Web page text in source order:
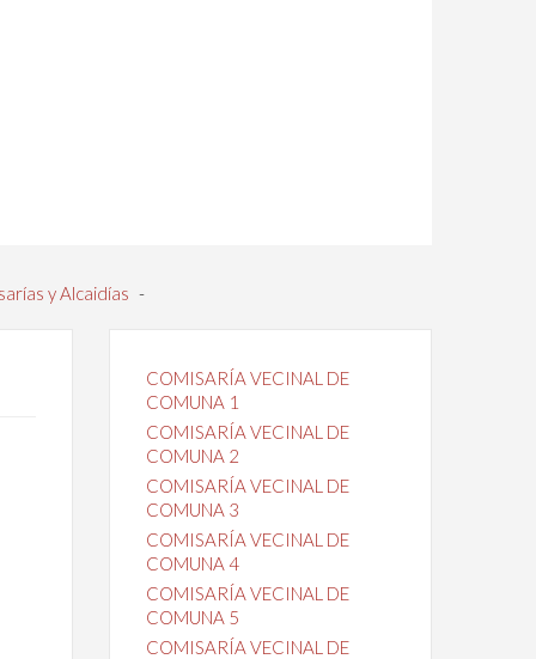
y Alcaidías -
COMISARÍA VECINAL DE
COMUNA 1
COMISARÍA VECINAL DE
COMUNA 2
COMISARÍA VECINAL DE
COMUNA 3
COMISARÍA VECINAL DE
COMUNA 4
COMISARÍA VECINAL DE
COMUNA 5
COMISARÍA VECINAL DE